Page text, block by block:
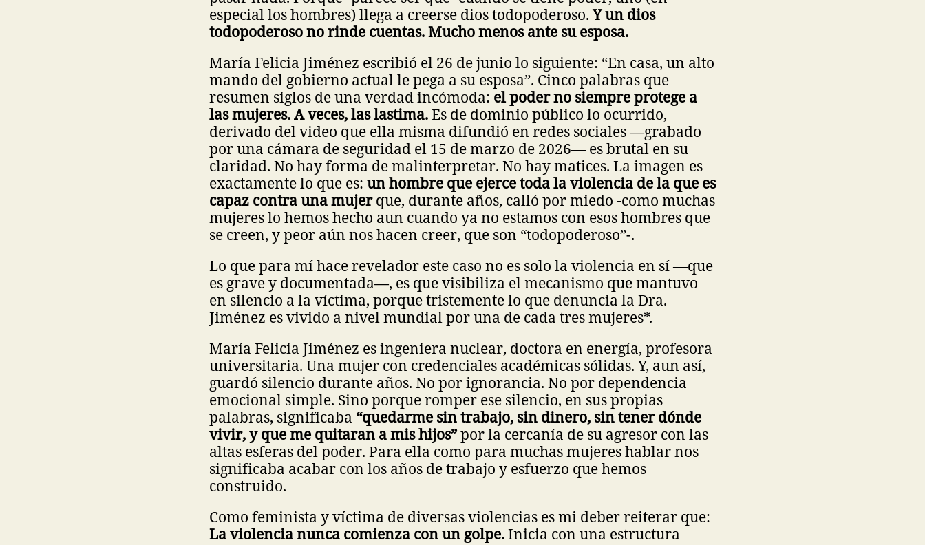
especial los hombres) llega a creerse dios todopoderoso. Y un dios
todopoderoso no rinde cuentas. Mucho menos ante su esposa.
María Felicia Jiménez escribió el 26 de junio lo siguiente: “En casa, un alto
mando del gobierno actual le pega a su esposa”. Cinco palabras que
resumen siglos de una verdad incómoda: el poder no siempre protege a
las mujeres. A veces, las lastima.Es de dominio público lo ocurrido,
derivado del video que ella misma difundió en redes sociales —grabado
por una cámara de seguridad el 15 de marzo de 2026— es brutal en su
claridad. No hay forma de malinterpretar. No hay matices. La imagen es
exactamente lo que es: un hombre que ejerce toda la violencia de la que es
capaz contra una mujerque, durante años, calló por miedo -como muchas
mujeres lo hemos hecho aun cuando ya no estamos con esos hombres que
se creen, y peor aún nos hacen creer, que son “todopoderoso”-.
Lo que para mí hace revelador este caso no es solo la violencia en sí —que
es grave y documentada—, es que visibiliza el mecanismo que mantuvo
en silencio a la víctima, porque tristemente lo que denuncia la Dra.
Jiménez es vivido a nivel mundial por una de cada tres mujeres*.
María Felicia Jiménez es ingeniera nuclear, doctora en energía, profesora
universitaria. Una mujer con credenciales académicas sólidas. Y, aun así,
guardó silencio durante años. No por ignorancia. No por dependencia
emocional simple. Sino porque romper ese silencio, en sus propias
palabras, significaba “quedarme sin trabajo, sin dinero, sin tener dónde
vivir, y que me quitaran a mis hijos”por la cercanía de su agresor con las
altas esferas del poder. Para ella como para muchas mujeres hablar nos
significaba acabar con los años de trabajo y esfuerzo que hemos
construido.
Como feminista y víctima de diversas violencias es mi deber reiterar que:
La violencia nunca comienza con un golpe.Inicia con una estructura